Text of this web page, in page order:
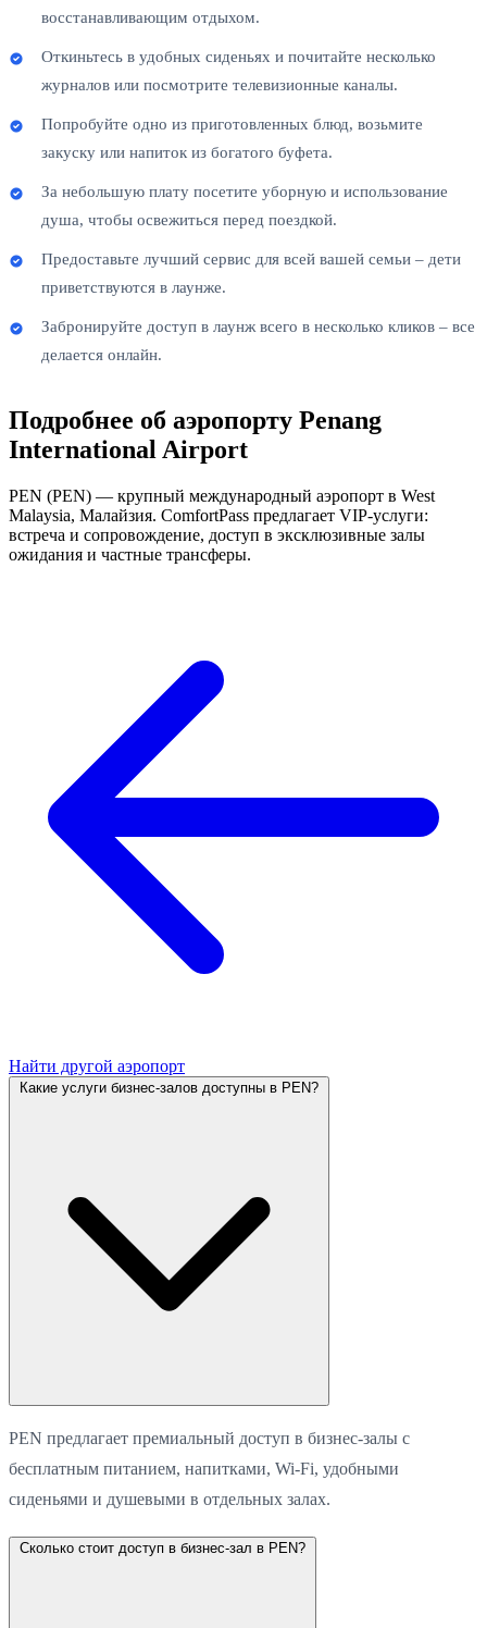
восстанавливающим отдыхом.
Откиньтесь в удобных сиденьях и почитайте несколько
журналов или посмотрите телевизионные каналы.
Попробуйте одно из приготовленных блюд, возьмите
закуску или напиток из богатого буфета.
За небольшую плату посетите уборную и использование
душа, чтобы освежиться перед поездкой.
Предоставьте лучший сервис для всей вашей семьи – дети
приветствуются в лаунже.
Забронируйте доступ в лаунж всего в несколько кликов – все
делается онлайн.
Подробнее об аэропорту Penang
International Airport
PEN (PEN) — крупный международный аэропорт в West
Malaysia, Малайзия. ComfortPass предлагает VIP-услуги:
встреча и сопровождение, доступ в эксклюзивные залы
ожидания и частные трансферы.
Найти другой аэропорт
Какие услуги бизнес-залов доступны в PEN?
PEN предлагает премиальный доступ в бизнес-залы с
бесплатным питанием, напитками, Wi-Fi, удобными
сиденьями и душевыми в отдельных залах.
Сколько стоит доступ в бизнес-зал в PEN?